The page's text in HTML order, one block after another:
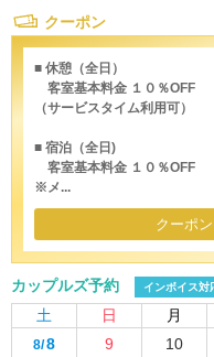
クーポン
■ 休憩（全日）
客室基本料金 １０％OFF
（サービスタイム利用可）
■ 宿泊（全日)
客室基本料金 １０％OFF
※メ...
クーポ
カップルズ予約 インボイス対
土 日 月
8/8
9
10